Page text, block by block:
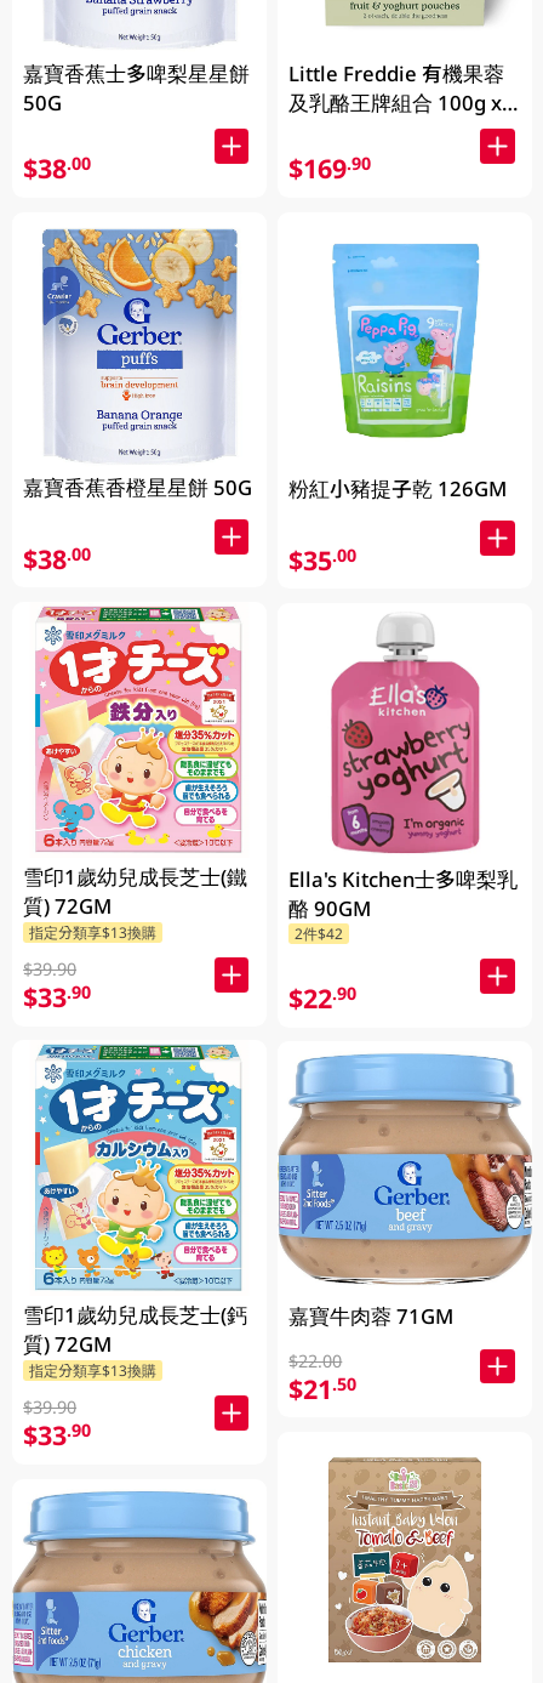
嘉寶香蕉士多啤梨星星餅
50G
$38.00
嘉寶香蕉香橙星星餅 50G
$38.00
雪印1歲幼兒成長芝士(鐵
質) 72GM
指定分類享$13換購
$39.90
$33.90
雪印1歲幼兒成長芝士(鈣
質) 72GM
指定分類享$13換購
$39.90
$33.90
Little Freddie 有機果蓉
及乳酪王牌組合 100g x
$169.90
粉紅小豬提子乾 126GM
$35.00
Ella's Kitchen士多啤梨乳
酪 90GM
2件$42
$22.90
嘉寶牛肉蓉 71GM
$22.00
$21.50